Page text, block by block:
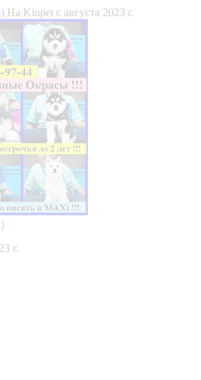
На Kinpet c августа 2023 г.
г.